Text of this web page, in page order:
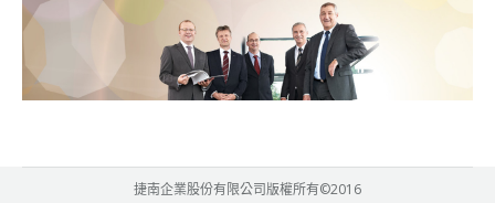
捷南企業股份有限公司版權所有©2016